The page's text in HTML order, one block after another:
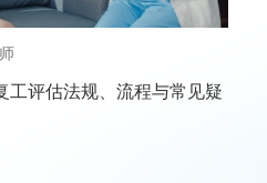
工评估法规、流程与常见疑